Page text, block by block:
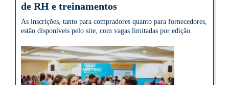
de RH e treinamentos
As inscrições, tanto para compradores quanto para fornecedores,
estão disponíveis pelo site, com vagas limitadas por edição.